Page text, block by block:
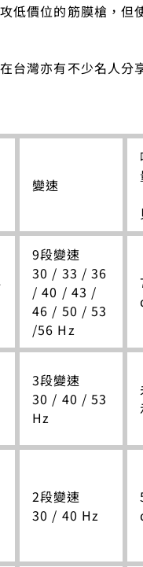
低價位的筋膜槍，但
台灣亦有不少名人分
變速
9段變速
30 / 33 / 36
/ 40 / 43 /
46 / 50 / 53
/56 Hz
3段變速
30 / 40 / 53
Hz
2段變速
30 / 40 Hz